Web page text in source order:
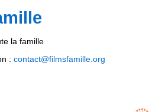
la famille
:contact@filmsfamille.org